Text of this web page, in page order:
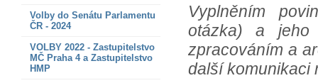
Volby do Senátu Parlamentu
ČR - 2024
VOLBY 2022 - Zastupitelstvo
MČ Praha 4 a Zastupitelstvo
HMP
Vyplněním
otázka) a jeho
zpracováním a
další komunikaci